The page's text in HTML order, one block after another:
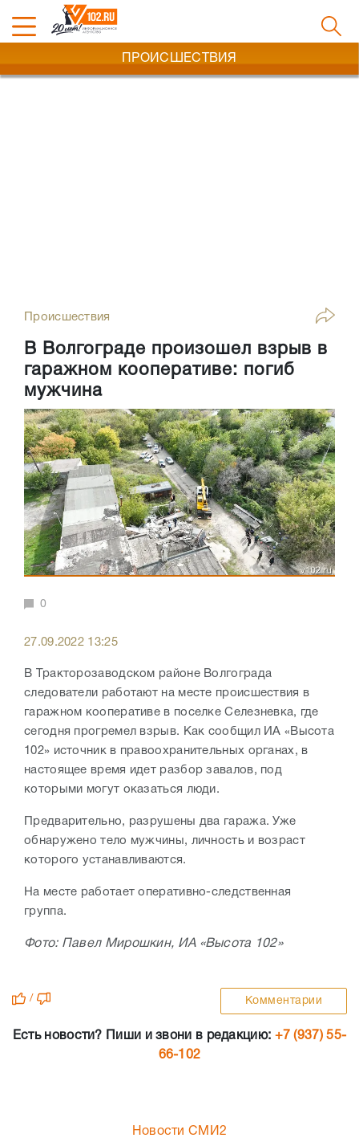
ПРОИСШЕСТВИЯ
Происшествия
В Волгограде произошел взрыв в
гаражном кооперативе: погиб
мужчина
0
27.09.2022 13:25
В Тракторозаводском районе Волгограда
следователи работают на месте происшествия в
гаражном кооперативе в поселке Селезневка, где
сегодня прогремел взрыв. Как сообщил ИА «Высота
102» источник в правоохранительных органах, в
настоящее время идет разбор завалов, под
которыми могут оказаться люди.
Предварительно, разрушены два гаража. Уже
обнаружено тело мужчины, личность и возраст
которого устанавливаются.
На месте работает оперативно-следственная
группа.
Фото: Павел Мирошкин, ИА «Высота 102»
/ Комментарии
Есть новости? Пиши и звони в редакцию: +7 (937) 55-
66-102
Новости СМИ2